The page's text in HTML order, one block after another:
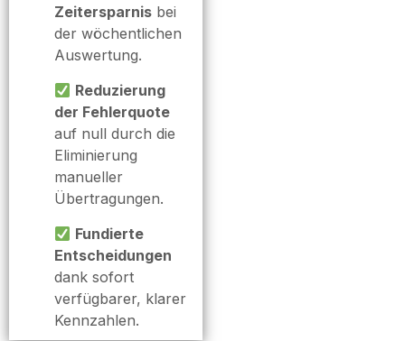
Zeitersparnis bei
der wöchentlichen
Auswertung.
Reduzierung
der Fehlerquote
auf null durch die
Eliminierung
manueller
Übertragungen.
Fundierte
Entscheidungen
dank sofort
verfügbarer, klarer
Kennzahlen.